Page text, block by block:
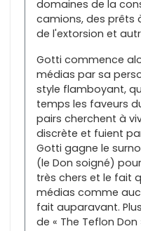
domaines de la
camions, des prêts
de l'extorsion et
Gotti commence
médias par sa
style flamboyant,
temps les faveurs
pairs cherchent à
discrète et fuient
Gotti gagne le
(le Don soigné)
très chers et le fait
médias comme
fait auparavant.
de « The Teflon